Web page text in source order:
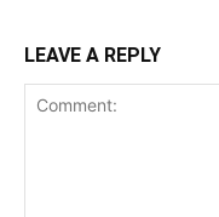
LEAVE A REPLY